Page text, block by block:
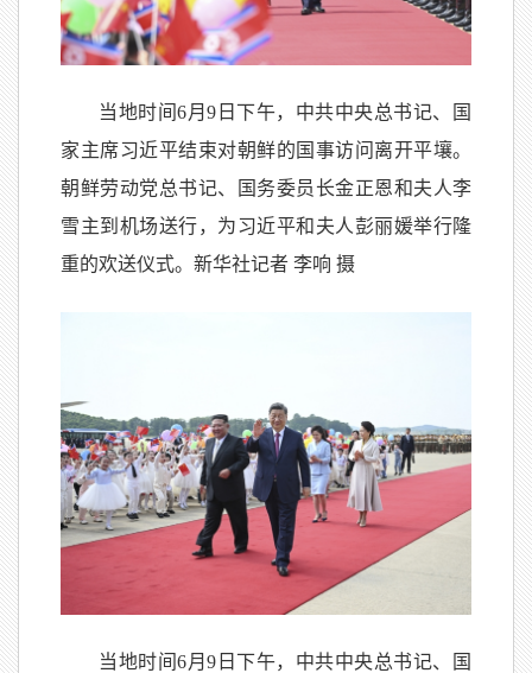
当地时间6月9日下午，中共中央总书记、国
家主席习近平结束对朝鲜的国事访问离开平壤。
朝鲜劳动党总书记、国务委员长金正恩和夫人李
雪主到机场送行，为习近平和夫人彭丽媛举行隆
重的欢送仪式。新华社记者 李响 摄
当地时间6月9日下午，中共中央总书记、国